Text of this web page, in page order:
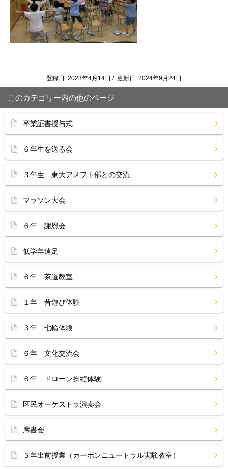
登録日: 2023年4月14日 / 更新日: 2024年9月24日
このカテゴリー内の他のページ
卒業証書授与式
６年生を送る会
３年生 東大アメフト部との交流
マラソン大会
６年 謝恩会
低学年遠足
６年 茶道教室
１年 昔遊び体験
３年 七輪体験
６年 文化交流会
６年 ドローン操縦体験
区民オーケストラ演奏会
席書会
５年出前授業（カーボンニュートラル実験教室）